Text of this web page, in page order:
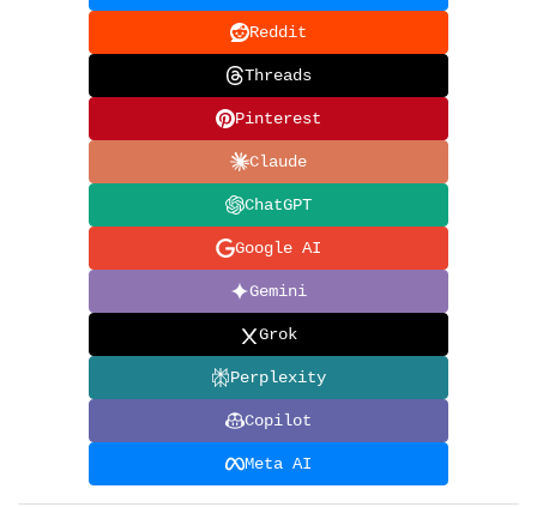
Reddit
Threads
Pinterest
Claude
ChatGPT
Google AI
Gemini
Grok
Perplexity
Copilot
Meta AI